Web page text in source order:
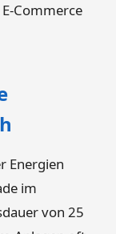
Commerce
Energien
im
von 25